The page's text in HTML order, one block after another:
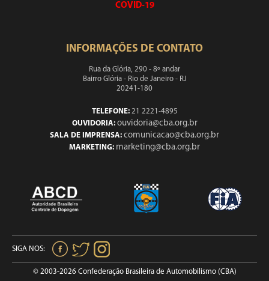
COVID-19
INFORMAÇÕES DE CONTATO
Rua da Glória, 290 - 8º andar
Bairro Glória - Rio de Janeiro - RJ
20241-180
TELEFONE:21 2221-4895
OUVIDORIA: ouvidoria@cba.org.br
SALA DE IMPRENSA: comunicacao@cba.org.br
MARKETING: marketing@cba.org.br
SIGA NOS:
© 2003-2026 Confederação Brasileira de Automobilismo (CBA)